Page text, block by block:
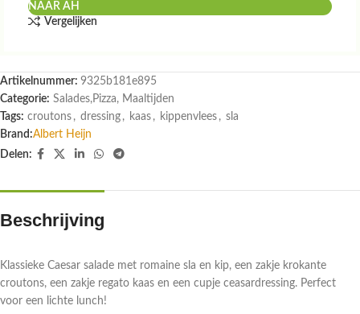
NAAR AH
Vergelijken
Artikelnummer: 9325b181e895
Categorie: Salades,Pizza, Maaltijden
Tags: croutons , dressing , kaas , kippenvlees , sla
Brand:Albert Heijn
Delen:
Beschrijving
Klassieke Caesar salade met romaine sla en kip, een zakje krokante
croutons, een zakje regato kaas en een cupje ceasardressing. Perfect
voor een lichte lunch!